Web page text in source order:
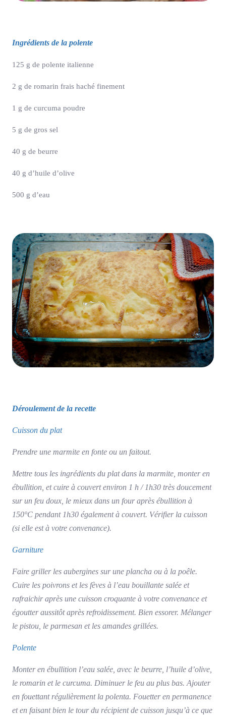
Ingrédients de la polente
125 g de polente italienne
2 g de romarin frais haché finement
1 g de curcuma poudre
5 g de gros sel
40 g de beurre
40 g d’huile d’olive
500 g d’eau
Déroulement de la recette
Cuisson du plat
Prendre une marmite en fonte ou un faitout.
Mettre tous les ingrédients du plat dans la marmite, monter en
ébullition, et cuire à couvert environ 1 h / 1h30 très doucement
sur un feu doux, le mieux dans un four après ébullition à
150°C pendant 1h30 également à couvert. Vérifier la cuisson
(si elle est à votre convenance).
Garniture
Faire griller les aubergines sur une plancha ou à la poêle.
Cuire les poivrons et les fèves à l’eau bouillante salée et
rafraichir après une cuisson croquante à votre convenance et
égoutter aussitôt après refroidissement. Bien essorer. Mélanger
le pistou, le parmesan et les amandes grillées.
Polente
Monter en ébullition l’eau salée, avec le beurre, l’huile d’olive,
le romarin et le curcuma. Diminuer le feu au plus bas. Ajouter
en fouettant régulièrement la polenta. Fouetter en permanence
et en faisant bien le tour du récipient de cuisson jusqu’à ce que